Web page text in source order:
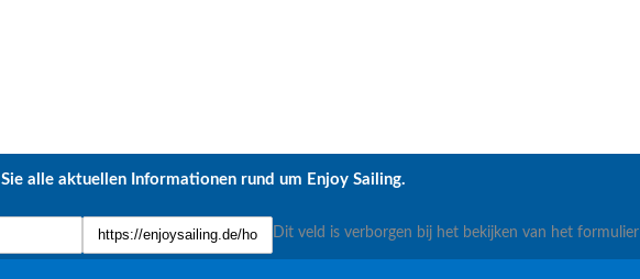
alle aktuellen Informationen rund um Enjoy Sailing.
Dit veld is verborgen bij het bekijken van het formulier